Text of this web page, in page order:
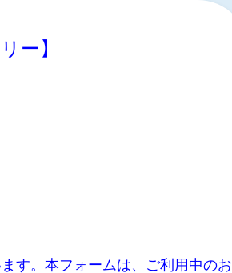
ー】
す。本フォームは、ご利用中のお